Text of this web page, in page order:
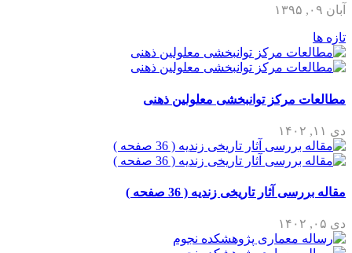
آبان ۰۹, ۱۳۹۵
تازه ها
مطالعات مرکز توانبخشی معلولین ذهنی
دی ۱۱, ۱۴۰۲
مقاله بررسی آثار تاریخی زندیه ( 36 صفحه )
دی ۰۵, ۱۴۰۲